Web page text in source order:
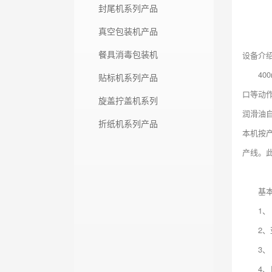
封尾机系列产品
真空包装机产品
餐具消毒包装机
贴标机系列产品
旋盖拧盖机系列
折纸机系列产品
设备介
口等动
润滑油
本机按
产线。
基
1
2
3
4